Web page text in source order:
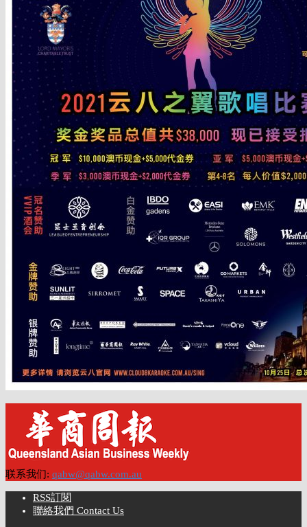
联系我们: qabw@qabw.com.au
RSS訂閱
聯絡我們 Contact Us